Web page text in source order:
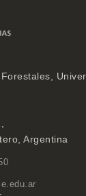
Argentina